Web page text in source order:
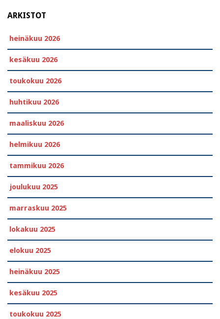
ARKISTOT
heinäkuu 2026
kesäkuu 2026
toukokuu 2026
huhtikuu 2026
maaliskuu 2026
helmikuu 2026
tammikuu 2026
joulukuu 2025
marraskuu 2025
lokakuu 2025
elokuu 2025
heinäkuu 2025
kesäkuu 2025
toukokuu 2025